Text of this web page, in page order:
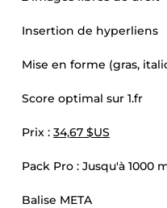
Insertion de hyperliens
Mise en forme (gras,
Score optimal sur 1.fr
Prix : 34,67 $US
Pack Pro : Jusqu'à 1000
Balise META